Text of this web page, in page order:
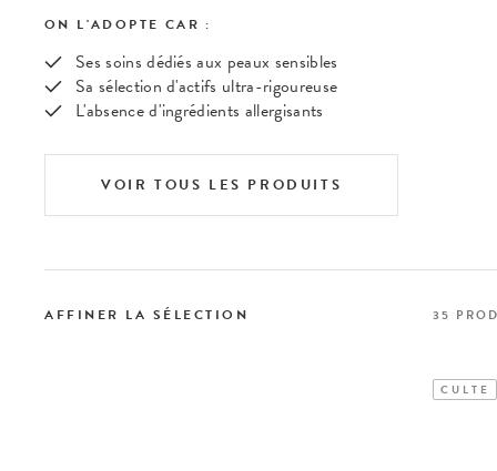
ON L'ADOPTE CAR :
Ses soins dédiés aux peaux sensibles
Sa sélection d'actifs ultra-rigoureuse
L'absence d'ingrédients allergisants
VOIR TOUS LES PRODUITS
AFFINER LA SÉLECTION 35
CULTE